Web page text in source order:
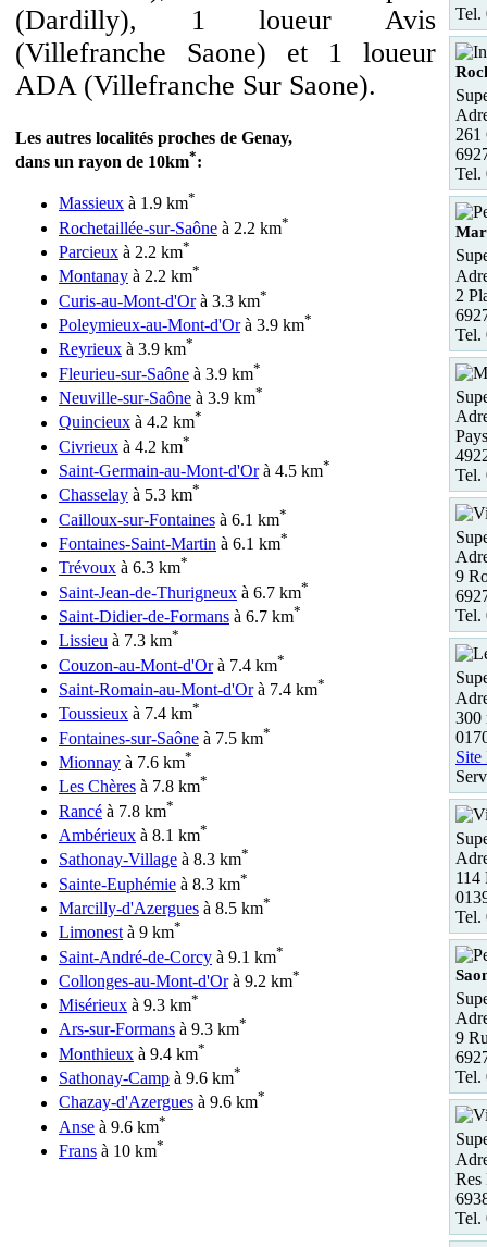
(Dardilly), 1 loueur Avis
(Villefranche Saone) et 1 loueur
ADA (Villefranche Sur Saone).
Les autres localités proches de Genay,
dans un rayon de 10km*:
Massieux à 1.9 km*
Rochetaillée-sur-Saône à 2.2 km*
Parcieux à 2.2 km*
Montanay à 2.2 km*
Curis-au-Mont-d'Orà 3.3 km*
Poleymieux-au-Mont-d'Orà 3.9 km*
Reyrieux à 3.9 km*
Fleurieu-sur-Saône à 3.9 km*
Neuville-sur-Saône à 3.9 km*
Quincieux à 4.2 km*
Civrieux à 4.2 km*
Saint-Germain-au-Mont-d'Orà 4.5 km*
Chasselay à 5.3 km*
Cailloux-sur-Fontaines à 6.1 km*
Fontaines-Saint-Martin à 6.1 km*
Trévoux à 6.3 km*
Saint-Jean-de-Thurigneux à 6.7 km*
Saint-Didier-de-Formans à 6.7 km*
Lissieu à 7.3 km*
Couzon-au-Mont-d'Orà 7.4 km*
Saint-Romain-au-Mont-d'Orà 7.4 km*
Toussieux à 7.4 km*
Fontaines-sur-Saône à 7.5 km*
Mionnay à 7.6 km*
Les Chères à 7.8 km*
Rancé à 7.8 km*
Ambérieux à 8.1 km*
Sathonay-Village à 8.3 km*
Sainte-Euphémie à 8.3 km*
Marcilly-d'Azergues à 8.5 km*
Limonestà 9 km*
Saint-André-de-Corcy à 9.1 km*
Collonges-au-Mont-d'Orà 9.2 km*
Misérieux à 9.3 km*
Ars-sur-Formans à 9.3 km*
Monthieux à 9.4 km*
Sathonay-Camp à 9.6 km*
Chazay-d'Azergues à 9.6 km*
Anse à 9.6 km*
Frans à 10 km*
Tel.
261
Tel.
2
Tel.
Tel.
9
Tel.
300
Site
114
Tel.
9
Tel.
Res
Tel.